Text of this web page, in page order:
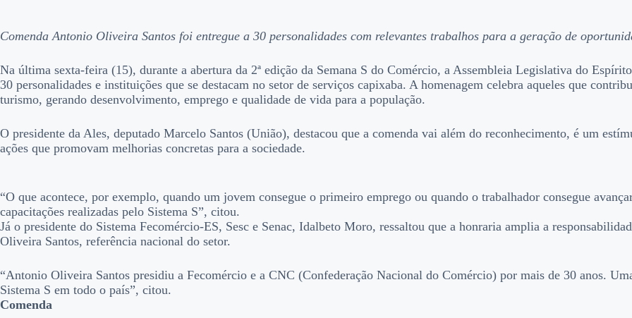
Comenda Antonio Oliveira Santos foi entregue a 30 personalidades com relevantes trabalhos para a geração de
Na última sexta-feira (15), durante a abertura da 2ª edição da Semana S do Comércio, a Assembleia Legislativa do
30 personalidades e instituições que se destacam no setor de serviços capixaba. A homenagem celebra aqueles que
turismo, gerando desenvolvimento, emprego e qualidade de vida para a população.
O presidente da Ales, deputado Marcelo Santos (União), destacou que a comenda vai além do reconhecimento, é um
ações que promovam melhorias concretas para a sociedade.
“O que acontece, por exemplo, quando um jovem consegue o primeiro emprego ou quando o trabalhador consegue
capacitações realizadas pelo Sistema S”, citou.
Já o presidente do Sistema Fecomércio-ES, Sesc e Senac, Idalbeto Moro, ressaltou que a honraria amplia a
Oliveira Santos, referência nacional do setor.
“Antonio Oliveira Santos presidiu a Fecomércio e a CNC (Confederação Nacional do Comércio) por mais de 30 anos.
Sistema S em todo o país”, citou.
Comenda